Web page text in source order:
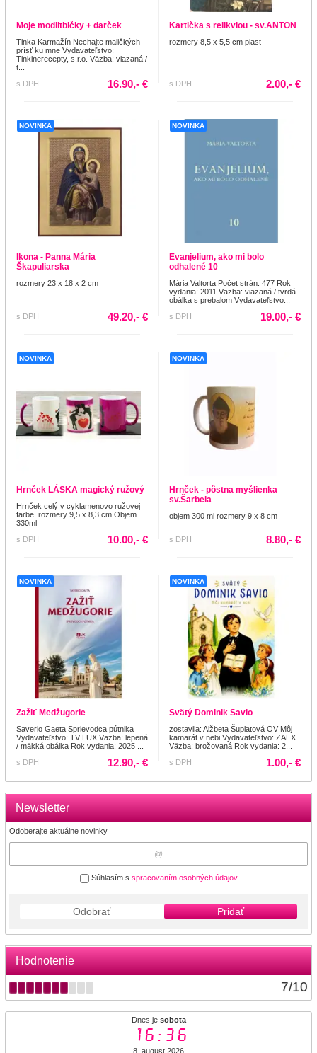
Newsletter
Odoberajte aktuálne novinky
Súhlasím s spracovaním osobných údajov
Odobrať Pridať
Hodnotenie
7/10
Dnes je sobota
16:36
8. august 2026
Moje modlitbičky + darček
Tinka Karmažín Nechajte maličkých
prísť ku mne Vydavateľstvo:
Tinkinerecepty, s.r.o. Väzba: viazaná /
t...
s DPH
16.90,- €
Kartička s relikviou - sv.ANTON
rozmery 8,5 x 5,5 cm plast
s DPH 2.00,- €
NOVINKA
Ikona - Panna Mária
Škapuliarska
rozmery 23 x 18 x 2 cm
s DPH 49.20,- €
NOVINKA
Evanjelium, ako mi bolo
odhalené 10
Mária Valtorta Počet strán: 477 Rok
vydania: 2011 Väzba: viazaná / tvrdá
obálka s prebalom Vydavateľstvo...
s DPH
19.00,- €
NOVINKA
Hrnček LÁSKA magický ružový
Hrnček celý v cyklamenovo ružovej
farbe. rozmery 9,5 x 8,3 cm Objem
330ml
s DPH
10.00,- €
NOVINKA
Hrnček - pôstna myšlienka
sv.Šarbela
objem 300 ml rozmery 9 x 8 cm
s DPH 8.80,- €
NOVINKA
Zažiť Medžugorie
Saverio Gaeta Sprievodca pútnika
Vydavateľstvo: TV LUX Väzba: lepená
/ mäkká obálka Rok vydania: 2025 ...
s DPH
12.90,- €
NOVINKA
Svätý Dominik Savio
zostavila: Alžbeta Šuplatová OV Môj
kamarát v nebi Vydavateľstvo: ZAEX
Väzba: brožovaná Rok vydania: 2...
s DPH
1.00,- €